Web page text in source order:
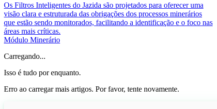
Os Filtros Inteligentes do Jazida são projetados para oferecer uma
visão clara e estruturada das obrigações dos processos minerários
que estão sendo monitorados, facilitando a identificação e o foco nas
áreas mais críticas.
Módulo Minerário
Carregando...
Isso é tudo por enquanto.
Erro ao carregar mais artigos. Por favor, tente novamente.